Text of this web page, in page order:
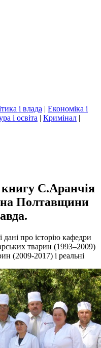
і влада | Економіка і
і освіта | Кримінал |
С.Аранчія
Полтавщини
про історію кафедри
тварин (1993–2009)
(2009-2017) і реальні